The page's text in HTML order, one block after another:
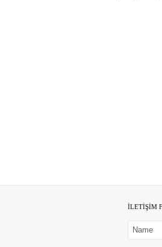
İLETİŞİM